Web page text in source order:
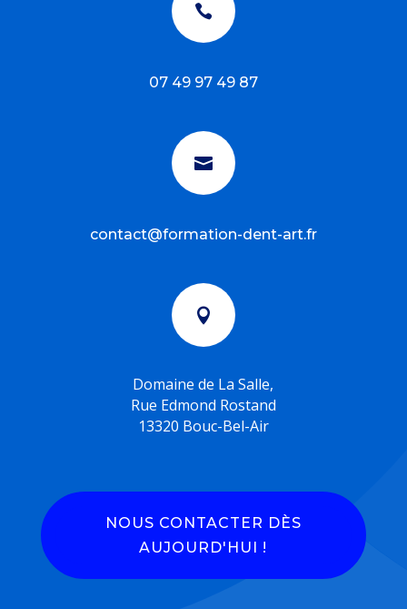

07 49 97 49 87

contact@formation-dent-art.fr

Domaine de La Salle,
Rue Edmond Rostand
13320 Bouc-Bel-Air
NOUS CONTACTER DÈS
AUJOURD'HUI !